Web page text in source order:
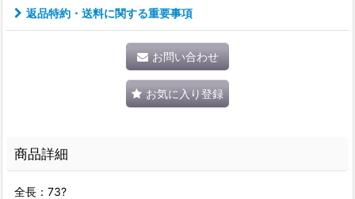
返品特約・送料に関する重要事項
お問い合わせ
お気に入り登録
商品詳細
全長：73?